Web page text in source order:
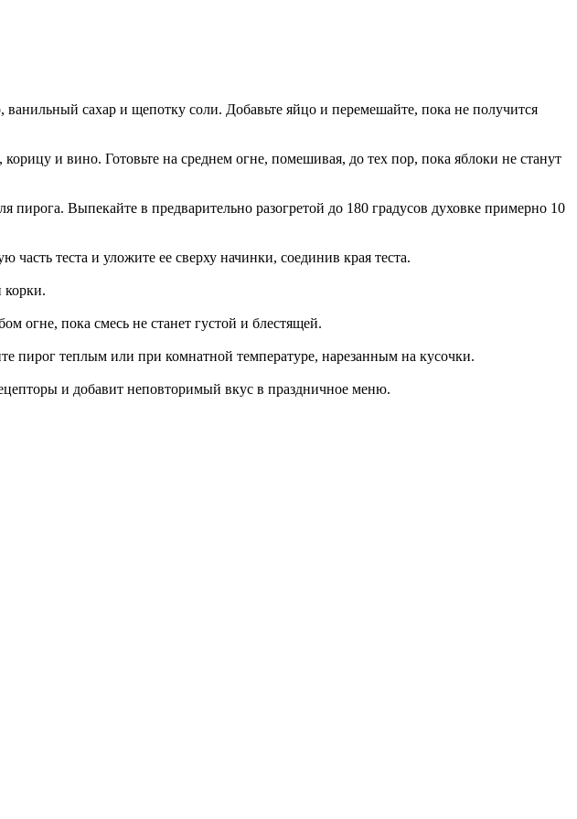
сахар и щепотку соли. Добавьте яйцо и перемешайте, пока не получится
и вино. Готовьте на среднем огне, помешивая, до тех пор, пока яблоки не станут
пирога. Выпекайте в предварительно разогретой до 180 градусов духовке примерно 10
теста и уложите ее сверху начинки, соединив края теста.
корки.
огне, пока смесь не станет густой и блестящей.
пирог теплым или при комнатной температуре, нарезанным на кусочки.
и добавит неповторимый вкус в праздничное меню.